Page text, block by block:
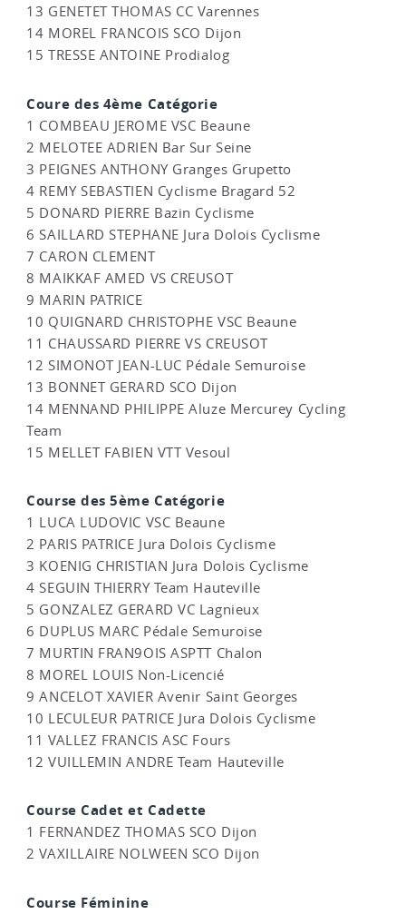
13 GENETET THOMAS CC Varennes
14 MOREL FRANCOIS SCO Dijon
15 TRESSE ANTOINE Prodialog
Coure des 4ème Catégorie
1 COMBEAU JEROME VSC Beaune
2 MELOTEE ADRIEN Bar Sur Seine
3 PEIGNES ANTHONY Granges Grupetto
4 REMY SEBASTIEN Cyclisme Bragard 52
5 DONARD PIERRE Bazin Cyclisme
6 SAILLARD STEPHANE Jura Dolois Cyclisme
7 CARON CLEMENT
8 MAIKKAF AMED VS CREUSOT
9 MARIN PATRICE
10 QUIGNARD CHRISTOPHE VSC Beaune
11 CHAUSSARD PIERRE VS CREUSOT
12 SIMONOT JEAN-LUC Pédale Semuroise
13 BONNET GERARD SCO Dijon
14 MENNAND PHILIPPE Aluze Mercurey Cycling
Team
15 MELLET FABIEN VTT Vesoul
Course des 5ème Catégorie
1 LUCA LUDOVIC VSC Beaune
2 PARIS PATRICE Jura Dolois Cyclisme
3 KOENIG CHRISTIAN Jura Dolois Cyclisme
4 SEGUIN THIERRY Team Hauteville
5 GONZALEZ GERARD VC Lagnieux
6 DUPLUS MARC Pédale Semuroise
7 MURTIN FRAN9OIS ASPTT Chalon
8 MOREL LOUIS Non-Licencié
9 ANCELOT XAVIER Avenir Saint Georges
10 LECULEUR PATRICE Jura Dolois Cyclisme
11 VALLEZ FRANCIS ASC Fours
12 VUILLEMIN ANDRE Team Hauteville
Course Cadet et Cadette
1 FERNANDEZ THOMAS SCO Dijon
2 VAXILLAIRE NOLWEEN SCO Dijon
Course Féminine